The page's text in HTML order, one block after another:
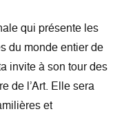
qui présente les
du monde entier de
invite à son tour des
de l’Art. Elle sera
et